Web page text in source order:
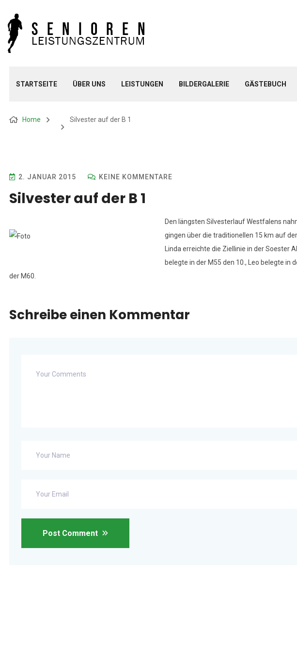
STARTSEITE ÜBER UNS LEISTUNGEN BILDERGALERIE GÄSTEBUCH
Home Silvester auf der B 1
2. JANUAR 2015 KEINE KOMMENTARE
Silvester auf der B 1
Den längsten Silvesterlauf Westfalens
gingen über die traditionellen 15 km auf
Linda erreichte die Ziellinie in der Soester
belegte in der M55 den 10., Leo belegte in
der M60.
Schreibe einen Kommentar
Post Comment